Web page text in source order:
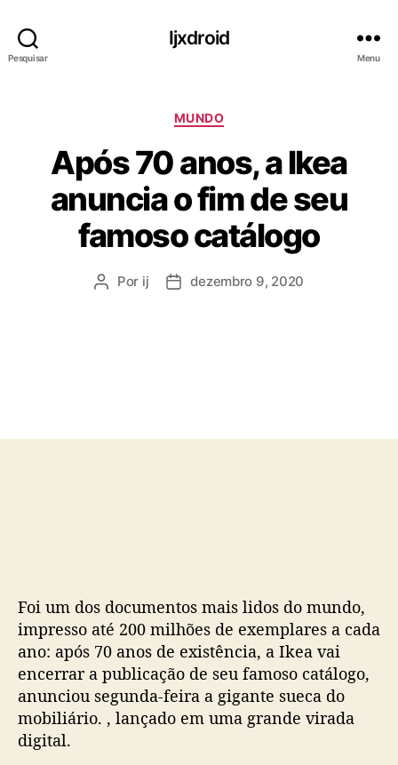
Pesquisar
Ijxdroid
Menu
C
t
e
g
o
r
i
s
MUNDO
Após 70 anos, a Ikea
anuncia o fim de seu
famoso catálogo
A
o
Por ij
D
b
dezembro 9, 2020
Foi um dos documentos mais lidos do mundo,
impresso até 200 milhões de exemplares a cada
ano: após 70 anos de existência, a Ikea vai
encerrar a publicação de seu famoso catálogo,
anunciou segunda-feira a gigante sueca do
mobiliário. , lançado em uma grande virada
digital.